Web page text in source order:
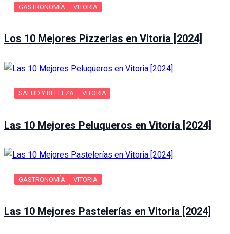
GASTRONOMÍA VITORIA
Los 10 Mejores Pizzerias en Vitoria [2024]
SALUD Y BELLEZA VITORIA
Las 10 Mejores Peluqueros en Vitoria [2024]
GASTRONOMÍA VITORIA
Las 10 Mejores Pastelerías en Vitoria [2024]